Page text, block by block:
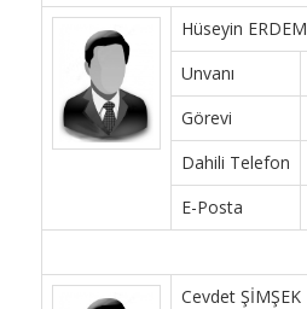
Hüseyin ERDEM
Unvanı
Görevi
Dahili Telefon
E-Posta
Cevdet ŞİMŞEK